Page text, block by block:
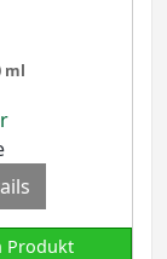
ml
Produkt